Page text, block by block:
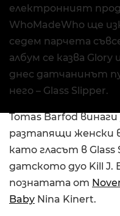
електронният
WhoMadeWho ще
седем парчета
албум се казва Glory
днес датчанинът
него – Glass Slipper.
Tomas Barfod
разтапящи женски
като гласът в
датското дуо Kill J.
познатата от
Baby Nina Kinert.